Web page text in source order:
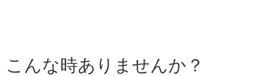
こんな時ありませんか？